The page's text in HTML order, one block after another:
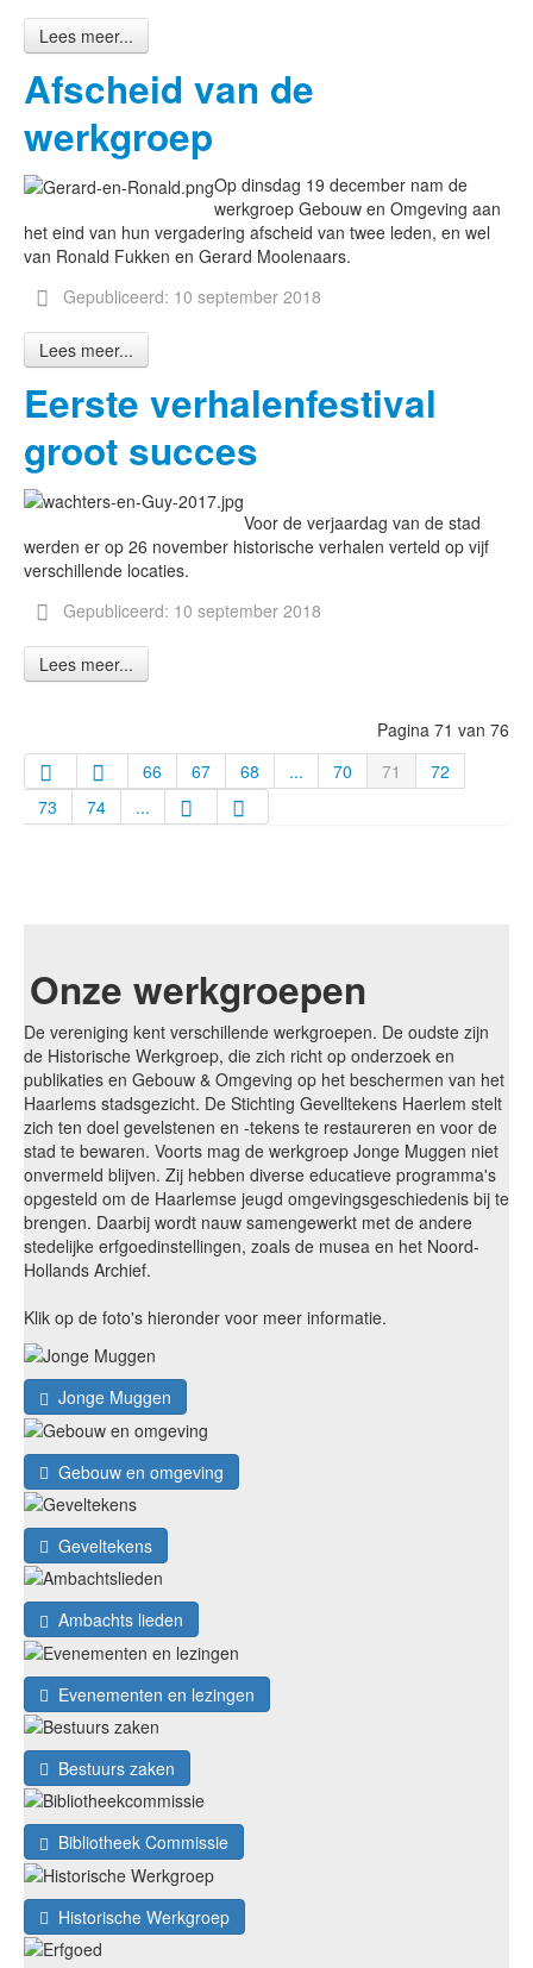
Lees meer...
Afscheid van de
werkgroep
Op dinsdag 19 december nam de
werkgroep Gebouw en Omgeving aan
het eind van hun vergadering afscheid van twee leden, en wel
van Ronald Fukken en Gerard Moolenaars.
Gepubliceerd: 10 september 2018
Lees meer...
Eerste verhalenfestival
groot succes
Voor de verjaardag van de stad
werden er op 26 november historische verhalen verteld op vijf
verschillende locaties.
Gepubliceerd: 10 september 2018
Lees meer...
Pagina 71 van 76
66
67 68 ... 70 71
72
73
74 ...
Onze werkgroepen
De vereniging kent verschillende werkgroepen. De oudste zijn
de Historische Werkgroep, die zich richt op onderzoek en
publikaties en Gebouw & Omgeving op het beschermen van het
Haarlems stadsgezicht. De Stichting Gevelltekens Haerlem stelt
zich ten doel gevelstenen en -tekens te restaureren en voor de
stad te bewaren. Voorts mag de werkgroep Jonge Muggen niet
onvermeld blijven. Zij hebben diverse educatieve programma's
opgesteld om de Haarlemse jeugd omgevingsgeschiedenis bij te
brengen. Daarbij wordt nauw samengewerkt met de andere
stedelijke erfgoedinstellingen, zoals de musea en het Noord-
Hollands Archief.
Klik op de foto's hieronder voor meer informatie.
Jonge Muggen
Gebouw en omgeving
Geveltekens
Ambachts lieden
Evenementen en lezingen
Bestuurs zaken
Bibliotheek Commissie
Historische Werkgroep